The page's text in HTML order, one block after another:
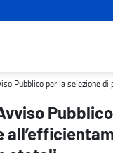
progettuali
Pubblico per la selezione